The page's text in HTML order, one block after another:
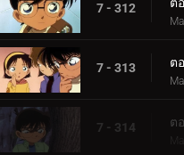
7 - 312
7 - 313
7 - 314